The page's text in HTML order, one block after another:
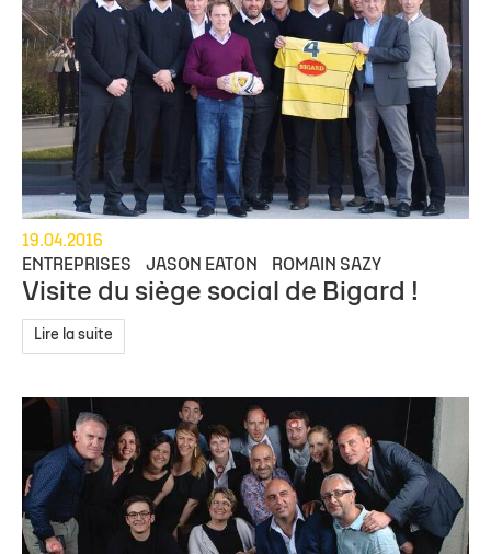
19.04.2016
ENTREPRISES
JASON EATON ROMAIN SAZY
Visite du siège social de Bigard !
Lire la suite